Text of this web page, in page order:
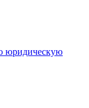
юридическую